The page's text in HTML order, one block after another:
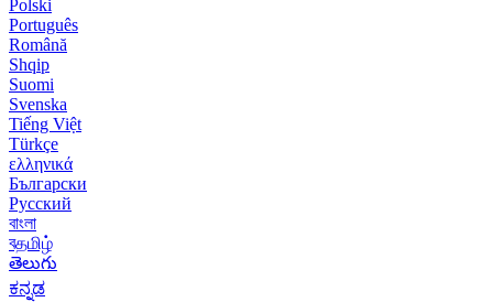
Polski
Português
Română
Shqip
Suomi
Svenska
Tiếng Việt
Türkçe
ελληνικά
Български
Русский
বাংলা
বதமிழ்
తెలుగు
ಕನ್ನಡ